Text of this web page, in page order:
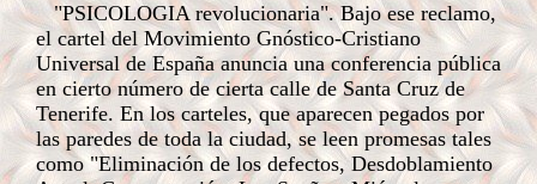
"PSICOLOGIA revolucionaria". Bajo ese reclamo,
el cartel del Movimiento Gnóstico-Cristiano
Universal de España anuncia una conferencia pública
en cierto número de cierta calle de Santa Cruz de
Tenerife. En los carteles, que aparecen pegados por
las paredes de toda la ciudad, se leen promesas tales
como "Eliminación de los defectos, Desdoblamiento